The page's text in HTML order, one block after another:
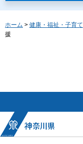
ホーム > 健康・福祉・子育て
援